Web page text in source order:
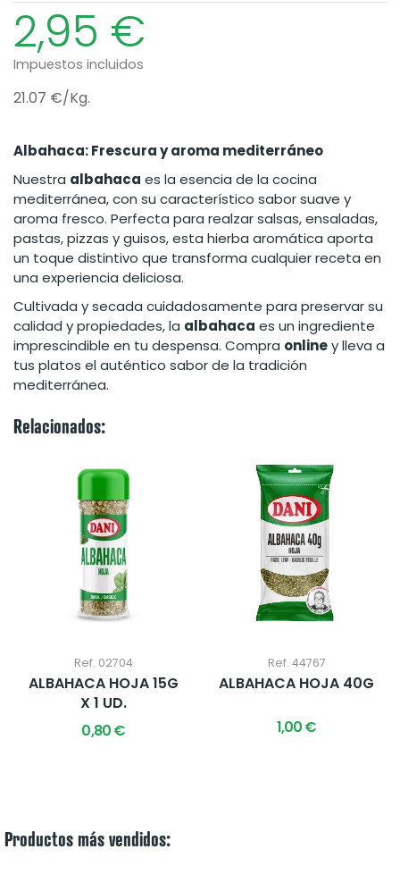
2,95 €
Impuestos incluidos
21.07 €/Kg.
Albahaca: Frescura y aroma mediterráneo
Nuestra albahaca es la esencia de la cocina
mediterránea, con su característico sabor suave y
aroma fresco. Perfecta para realzar salsas, ensaladas,
pastas, pizzas y guisos, esta hierba aromática aporta
un toque distintivo que transforma cualquier receta en
una experiencia deliciosa.
Cultivada y secada cuidadosamente para preservar su
calidad y propiedades, la albahaca es un ingrediente
imprescindible en tu despensa. Compra onliney lleva a
tus platos el auténtico sabor de la tradición
mediterránea.
Relacionados:
Ref. 02704
ALBAHACA HOJA 15G
X 1 UD.
0,80 €
Ref. 44767
ALBAHACA HOJA 40G
1,00 €
Productos más vendidos: